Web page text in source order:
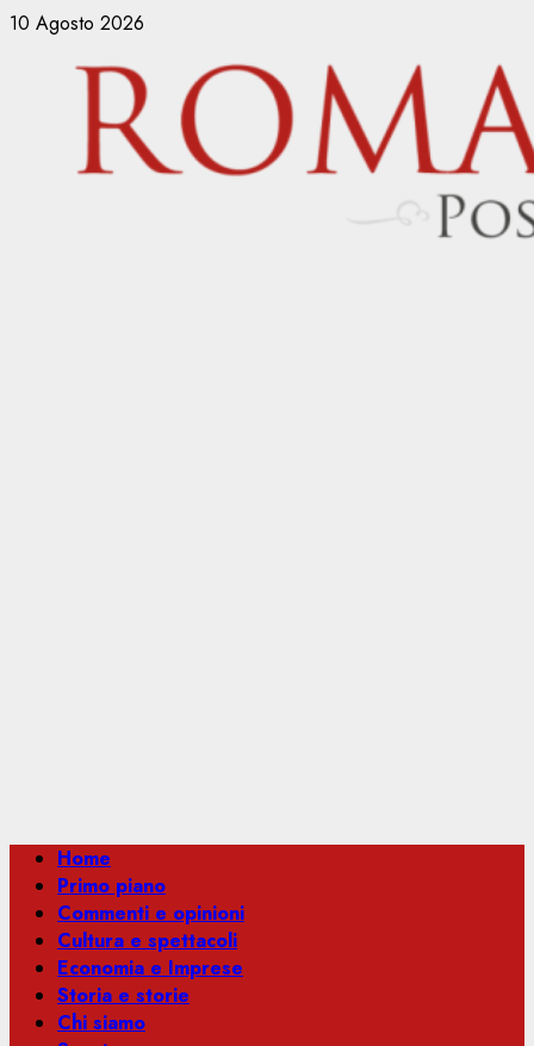
Vai
contenuto
10 Agosto 2026
Menu
principale
Home
Primo piano
Commenti e opinioni
Cultura e spettacoli
Economia e Imprese
Storia e storie
Chi siamo